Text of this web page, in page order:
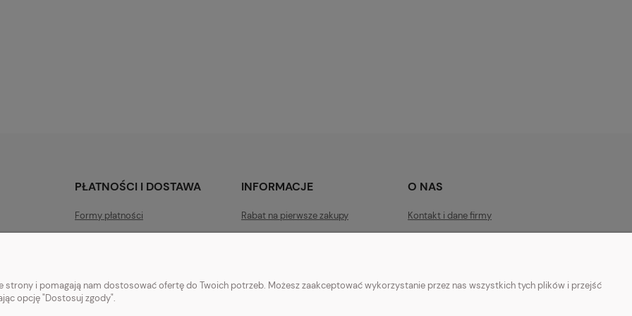
PŁATNOŚCI I DOSTAWA
Formy płatności
Czas i koszty dostawy
INFORMACJE
Rabat na pierwsze zakupy
Polityka prywatności
O NAS
Kontakt i dane firmy
Facebook
strony i pomagają nam dostosować ofertę do Twoich potrzeb. Możesz zaakceptować wykorzystanie przez nas wszystkich tych plików i przejść
opcję "Dostosuj zgody".